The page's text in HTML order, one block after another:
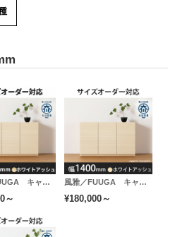
ドキャビネットのみ）
レビボードやチェストと連
し、上下２箇所で固定するこ
ドライバー１本で簡単に連結
合は１台につき2,000円の別途料金
風雅／FUUGA キャビネット 幅1200mm（ホワイトアッシュ-スリット）
～
風雅／FUUGA キャビネット 幅1400mm（ホワイトアッシュ-スリット）
¥180,000～